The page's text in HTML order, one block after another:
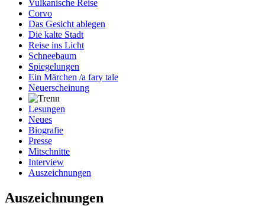
Vulkanische Reise
Corvo
Das Gesicht ablegen
Die kalte Stadt
Reise ins Licht
Schneebaum
Spiegelungen
Ein Märchen /a fary tale
Neuerscheinung
Lesungen
Neues
Biografie
Presse
Mitschnitte
Interview
Auszeichnungen
Auszeichnungen